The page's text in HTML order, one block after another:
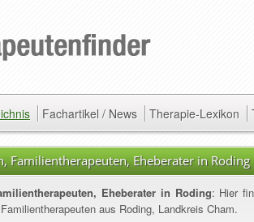
Fachartikel / News Therapie-Lexikon
Familientherapeuten, Eheberater in Roding
Eheberater in Roding: Hier
aus Roding, Landkreis Cham.